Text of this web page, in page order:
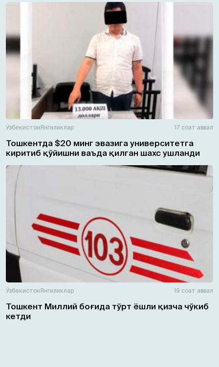
ЎзбекистонЯнгиликлар 17 соат аввал
Тошкентда $20 минг эвазига университетга
киритиб қўйишни ваъда қилган шахс ушланди
ЎзбекистонЯнгиликлар 19 соат аввал
Тошкент Миллий боғида тўрт ёшли қизча чўкиб
кетди